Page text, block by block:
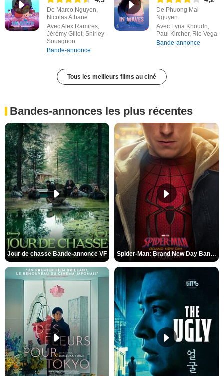
De Marco Nguyen,
Nicolas Athane
Avec Alex Ramires,
Jérémy Gillet, Shirley
Souagnon
Bande-annonce
De Phuong Mai
Nguyen
Avec Lyna Khoudri,
Paul Kircher, Rio Vega
Bande-annonce
Tous les meilleurs films au ciné
Bandes-annonces les plus récentes
Jour de chasse Bande-annonce VF Spider-Man: Brand New Day Bande-annonce (3) VO STFR